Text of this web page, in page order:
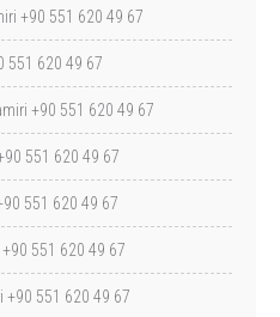
+90 551 620 49 67
551 620 49 67
+90 551 620 49 67
551 620 49 67
551 620 49 67
551 620 49 67
+90 551 620 49 67